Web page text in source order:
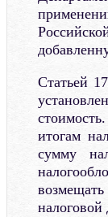
Статьей
итогам
сумму
налоговой